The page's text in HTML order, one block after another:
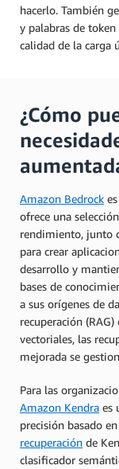
hacerlo. También
y palabras de
calidad de la carga
¿Cómo
Amazon Bedrock
ofrece una
rendimiento, junto
para crear
desarrollo y
bases de
a sus orígenes de
recuperación
vectoriales, las
mejorada se
Para las
Amazon Kendra es
precisión basado
recuperación de
clasificador